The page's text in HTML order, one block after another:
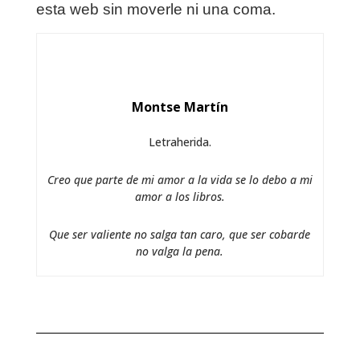
esta web sin moverle ni una coma.
Montse Martín
Letraherida.
Creo que parte de mi amor a la vida se lo debo a mi
amor a los libros.
Que ser valiente no salga tan caro, que ser cobarde
no valga la pena.